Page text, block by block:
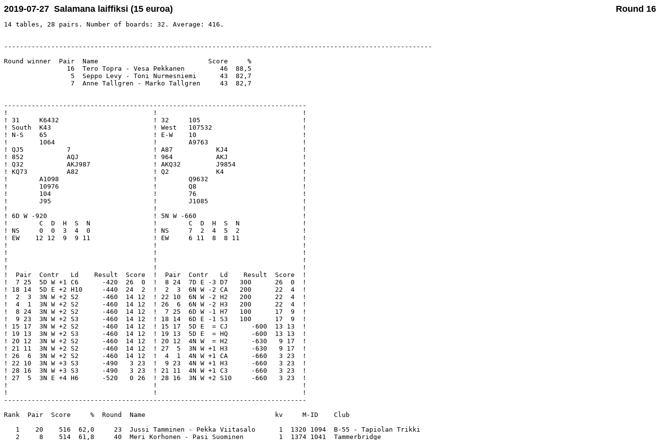
2019-07-27 Salamana laiffiksi (15 euroa) Round 16
14 tables, 28 pairs. Number of boards: 32. Average: 416.
-------------------------------------------------------------------------------------------------------------
Round winner  Pair  Name                            Score     %
                16  Tero Topra - Vesa Pekkanen         46  88,5
                 5  Seppo Levy - Toni Nurmesniemi      43  82,7
                 7  Anne Tallgren - Marko Tallgren     43  82,7
-----------------------------------------------------------------------------
!                                     !                                     !
! 31     K6432                        ! 32     105                          !
! South  K43                          ! West   107532                       !
! N-S    65                           ! E-W    10                           !
!        1064                         !        A9763                        !
! QJ5           7                     ! A87           KJ4                   !
! 852           AQJ                   ! 964           AKJ                   !
! Q32           AKJ987                ! AKQ32         J9854                 !
! KQ73          A82                   ! Q2            K4                    !
!        A1098                        !        Q9632                        !
!        10976                        !        Q8                           !
!        104                          !        76                           !
!        J95                          !        J1085                        !
!                                     !                                     !
! 6D W -920                           ! 5N W -660                           !
!        C  D  H  S  N                !        C  D  H  S  N                !
! NS     0  0  3  4  0                ! NS     7  2  4  5  2                !
! EW    12 12  9  9 11                ! EW     6 11  8  8 11                !
!                                     !                                     !
!                                     !                                     !
!                                     !                                     !
!                                     !                                     !
!  Pair  Contr   Ld    Result  Score  !  Pair  Contr   Ld    Result  Score  !
!  7 25  5D W +1 C6      -420  26  0  !  8 24  7D E -3 D7   300      26  0  !
! 18 14  5D E +2 H10     -440  24  2  !  2  3  6N W -2 CA   200      22  4  !
!  2  3  3N W +2 S2      -460  14 12  ! 22 10  6N W -2 H2   200      22  4  !
!  4  1  3N W +2 S2      -460  14 12  ! 26  6  6N W -2 H3   200      22  4  !
!  8 24  3N W +2 S2      -460  14 12  !  7 25  6D W -1 H7   100      17  9  !
!  9 23  3N W +2 S3      -460  14 12  ! 18 14  6D E -1 S3   100      17  9  !
! 15 17  3N W +2 S2      -460  14 12  ! 15 17  5D E  = CJ      -600  13 13  !
! 19 13  3N W +2 S3      -460  14 12  ! 19 13  5D E  = HQ      -600  13 13  !
! 20 12  3N W +2 S2      -460  14 12  ! 20 12  4N W  = H2      -630   9 17  !
! 21 11  3N W +2 S2      -460  14 12  ! 27  5  3N W +1 H3      -630   9 17  !
! 26  6  3N W +2 S2      -460  14 12  !  4  1  4N W +1 CA      -660   3 23  !
! 22 10  3N W +3 S3      -490   3 23  !  9 23  4N W +1 H3      -660   3 23  !
! 28 16  3N W +3 S3      -490   3 23  ! 21 11  4N W +1 C3      -660   3 23  !
! 27  5  3N E +4 H6      -520   0 26  ! 28 16  3N W +2 S10     -660   3 23  !
!                                     !                                     !
!                                     !                                     !
-----------------------------------------------------------------------------
Rank  Pair  Score     %  Round  Name                                 kv     M-ID    Club
   1    20    516  62,0     23  Jussi Tamminen - Pekka Viitasalo      1  1320 1094  B-55 - Tapiolan Trikki
   2     8    514  61,8     40  Meri Korhonen - Pasi Suominen         1  1374 1041  Tammerbridge